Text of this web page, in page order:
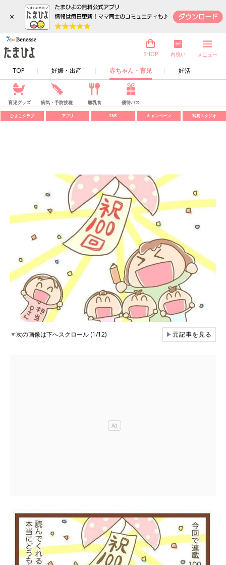
×
TOP 妊娠・出産 赤ちゃん・育児 妊活
SHOP 内祝い メニュー
育児グッズ 病気・予防接種 離乳食 優待パス
ひよこクラブ アプリ SNS キャンペーン 写真スタジオ
▼次の画像は下へスクロール (1/12) ▶元記事を見る